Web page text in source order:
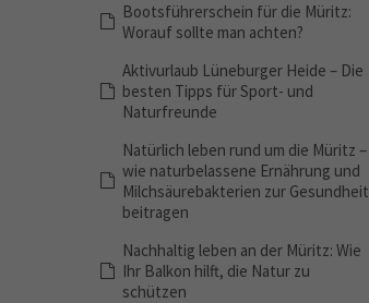
Bootsführerschein für die Müritz:
Worauf sollte man achten?
Aktivurlaub Lüneburger Heide – Die
besten Tipps für Sport- und
Naturfreunde
Natürlich leben rund um die Müritz –
wie naturbelassene Ernährung und
Milchsäurebakterien zur Gesundheit
beitragen
Nachhaltig leben an der Müritz: Wie
Ihr Balkon hilft, die Natur zu
schützen